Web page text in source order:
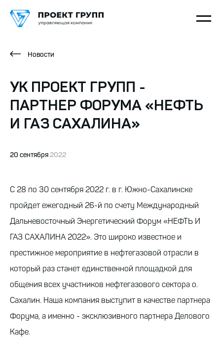
Новости
УК ПРОЕКТ ГРУПП -
ПАРТНЕР ФОРУМА «НЕФТЬ
И ГАЗ САХАЛИНА»
20 сентября 2022
С 28 по 30 сентября 2022 г. в г. Южно-Сахалинске
пройдет ежегодный 26-й по счету Международный
Дальневосточный Энергетический Форум «НЕФТЬ И
ГАЗ САХАЛИНА 2022». Это широко известное и
престижное мероприятие в нефтегазовой отрасли в
который раз станет единственной площадкой для
общения всех участников нефтегазового сектора о.
Сахалин. Наша компания выступит в качестве партнера
Форума, а именно - эксклюзивного партнера Делового
Кафе.